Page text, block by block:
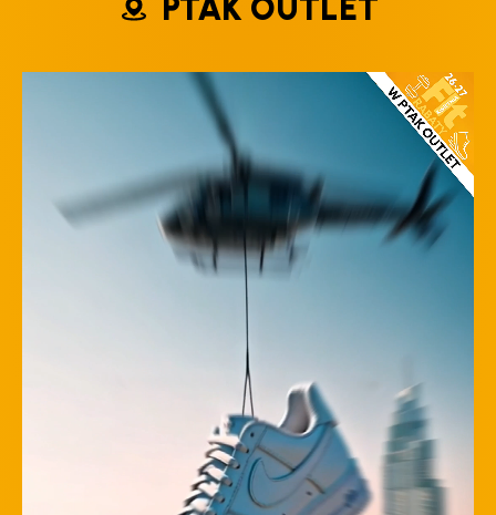
PTAK OUTLET